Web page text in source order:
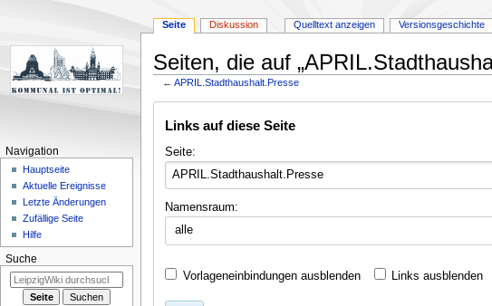
Seiten, die auf
←APRIL.Stadthaushalt.Presse
Navigation
Suche
Links auf diese Seite
Seite:
Namensraum:
alle
Vorlageneinbindungen ausblenden Links ausblenden
Seite Diskussion Quelltext anzeigen Versionsgeschichte
Navigation
Hauptseite
Aktuelle Ereignisse
Letzte Änderungen
Zufällige Seite
Hilfe
Suche